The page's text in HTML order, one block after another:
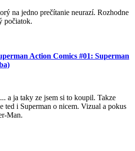
na jedno prečítanie neurazí. Rozhodne
počiatok.
Action Comics #01: Superman
a ja taky ze jsem si to koupil. Takze
ted i Superman o nicem. Vizual a pokus
Man.